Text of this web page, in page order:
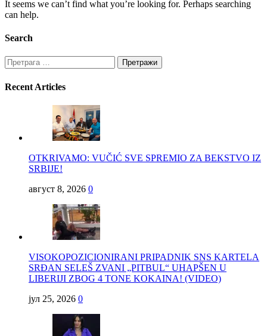
It seems we can’t find what you’re looking for. Perhaps searching
can help.
Search
Претрага
за:
Recent Articles
OTKRIVAMO: VUČIĆ SVE SPREMIO ZA BEKSTVO IZ
SRBIJE!
август 8, 2026 0
VISOKOPOZICIONIRANI PRIPADNIK SNS KARTELA
SRĐAN SELEŠ ZVANI „PITBUL“ UHAPŠEN U
LIBERIJI ZBOG 4 TONE KOKAINA! (VIDEO)
јул 25, 2026 0